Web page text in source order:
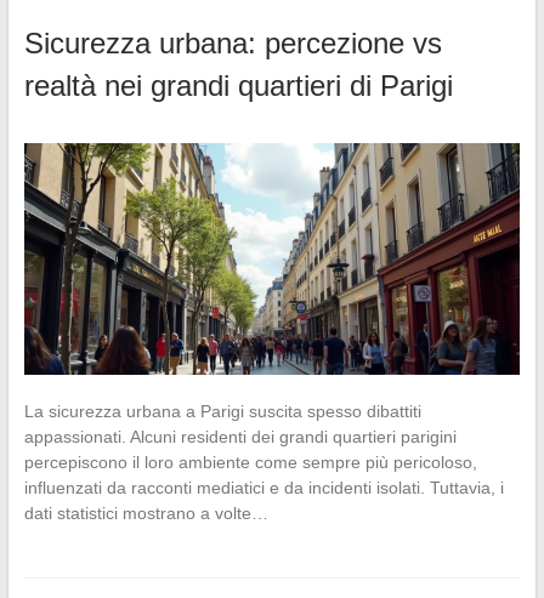
Sicurezza urbana: percezione vs
realtà nei grandi quartieri di Parigi
La sicurezza urbana a Parigi suscita spesso dibattiti
appassionati. Alcuni residenti dei grandi quartieri parigini
percepiscono il loro ambiente come sempre più pericoloso,
influenzati da racconti mediatici e da incidenti isolati. Tuttavia, i
dati statistici mostrano a volte…